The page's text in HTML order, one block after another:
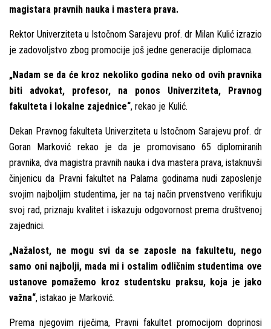
magistara pravnih nauka i mastera prava.
Rektor Univerziteta u Istočnom Sarajevu prof. dr Milan Kulić izrazio
je zadovolјstvo zbog promocije još jedne generacije diplomaca.
„Nadam se da će kroz nekoliko godina neko od ovih pravnika
biti advokat, profesor, na ponos Univerziteta, Pravnog
fakulteta i lokalne zajednice“, rekao je Kulić.
Dekan Pravnog fakulteta Univerziteta u Istočnom Sarajevu prof. dr
Goran Marković rekao je da je promovisano 65 diplomiranih
pravnika, dva magistra pravnih nauka i dva mastera prava, istaknuvši
činjenicu da Pravni fakultet na Palama godinama nudi zaposlenje
svojim najbolјim studentima, jer na taj način prvenstveno verifikuju
svoj rad, priznaju kvalitet i iskazuju odgovornost prema društvenoj
zajednici.
„Nažalost, ne mogu svi da se zaposle na fakultetu, nego
samo oni najbolјi, mada mi i ostalim odličnim studentima ove
ustanove pomažemo kroz studentsku praksu, koja je jako
važna“, istakao je Marković.
Prema njegovim riječima, Pravni fakultet promocijom doprinosi